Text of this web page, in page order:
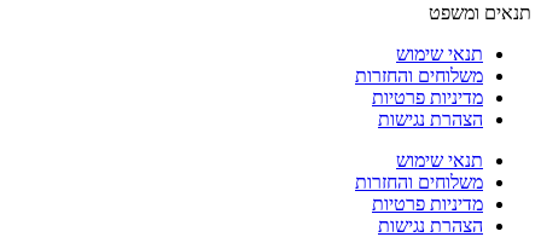
תנאים ומשפט
תנאי שימוש
משלוחים והחזרות
מדיניות פרטיות
הצהרת נגישות
תנאי שימוש
משלוחים והחזרות
מדיניות פרטיות
הצהרת נגישות